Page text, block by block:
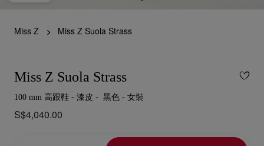
Miss Z Miss Z Suola Strass
Miss Z Suola Strass
100 mm 高跟鞋 - 漆皮 - 黑色 - 女裝
S$4,040.00